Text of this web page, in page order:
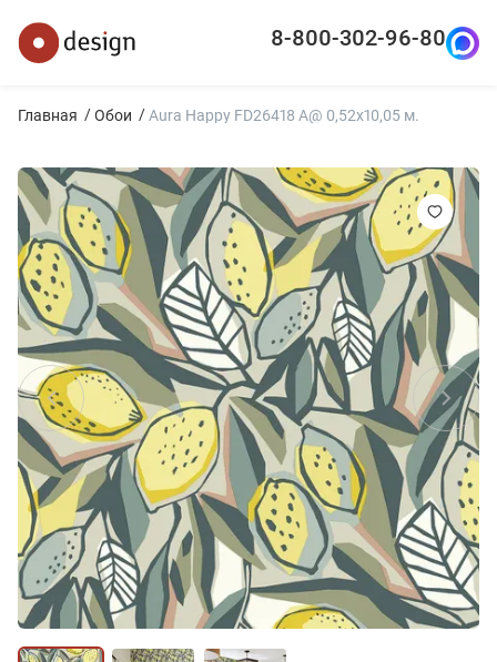
8-800-302-96-80
Главная Обои Aura Happy FD26418 A@ 0,52x10,05 м.